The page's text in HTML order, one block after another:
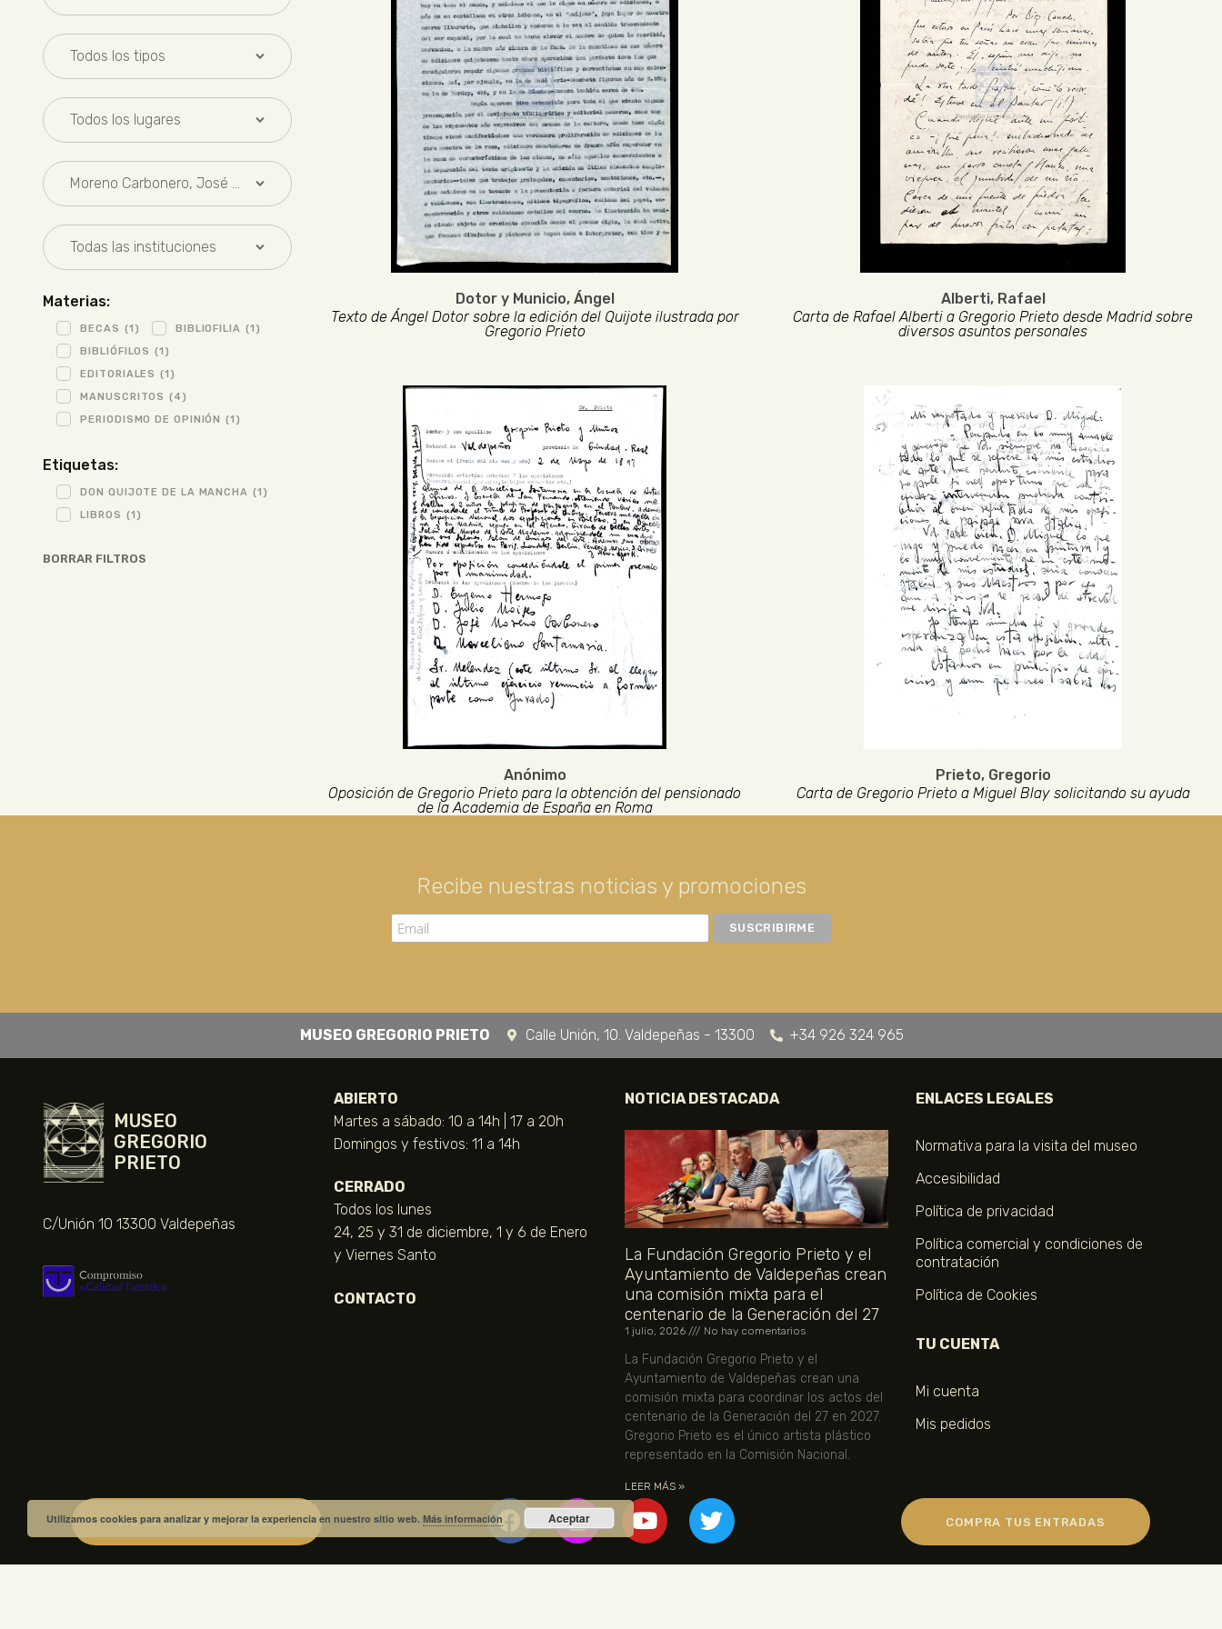
Materias:
BECAS (1) BIBLIOFILIA (1)
BIBLIÓFILOS (1)
EDITORIALES (1)
MANUSCRITOS (4)
PERIODISMO DE OPINIÓN (1)
Etiquetas:
DON QUIJOTE DE LA MANCHA (1)
LIBROS (1)
BORRAR FILTROS
Dotor y Municio, Ángel
Texto de Ángel Dotor sobre la edición del Quijote ilustrada por
Gregorio Prieto
Alberti, Rafael
Carta de Rafael Alberti a Gregorio Prieto desde Madrid sobre
diversos asuntos personales
Anónimo
Oposición de Gregorio Prieto para la obtención del pensionado
de la Academia de España en Roma
Prieto, Gregorio
Carta de Gregorio Prieto a Miguel Blay solicitando su ayuda
Recibe nuestras noticias y promociones
MUSEO GREGORIO PRIETO Calle Unión, 10. Valdepeñas - 13300 +34 926 324 965
MUSEO
GREGORIO
PRIETO
C/Unión 10 13300 Valdepeñas
ABIERTO
Martes a sábado: 10 a 14h | 17 a 20h
Domingos y festivos: 11 a 14h
CERRADO
Todos los lunes
24, 25 y 31 de diciembre, 1 y 6 de Enero
y Viernes Santo
CONTACTO
NOTICIA DESTACADA
La Fundación Gregorio Prieto y el
Ayuntamiento de Valdepeñas crean
una comisión mixta para el
centenario de la Generación del 27
1 julio, 2026 No hay comentarios
La Fundación Gregorio Prieto y el
Ayuntamiento de Valdepeñas crean una
comisión mixta para coordinar los actos del
centenario de la Generación del 27 en 2027.
Gregorio Prieto es el único artista plástico
representado en la Comisión Nacional.
LEER MÁS »
ENLACES LEGALES
Normativa para la visita del museo
Accesibilidad
Política de privacidad
Política comercial y condiciones de
contratación
Política de Cookies
TU CUENTA
Mi cuenta
Mis pedidos
VISITA NUESTRA TIENDA COMPRA TUS ENTRADAS
Utilizamos cookies para analizar y mejorar la experiencia en nuestro sitio web. Más información Aceptar